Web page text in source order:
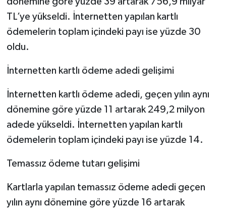
TL’ye yükseldi. İnternetten yapılan kartlı
ödemelerin toplam içindeki payı ise yüzde 30
oldu.
İnternetten kartlı ödeme adedi gelişimi
İnternetten kartlı ödeme adedi, geçen yılın aynı
dönemine göre yüzde 11 artarak 249,2 milyon
adede yükseldi. İnternetten yapılan kartlı
ödemelerin toplam içindeki payı ise yüzde 14.
Temassız ödeme tutarı gelişimi
Kartlarla yapılan temassız ödeme adedi geçen
yılın aynı dönemine göre yüzde 16 artarak